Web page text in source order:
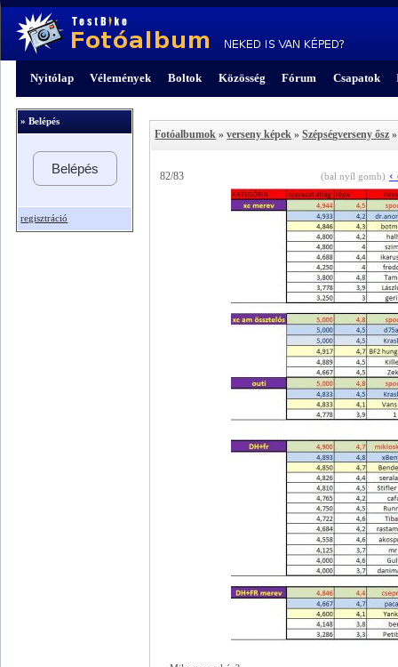
Nyitólap Vélemények Boltok Közösség Fórum Csapatok
» Belépés
Belépés
regisztráció
Fotóalbumok »verseny képek »Szépségverseny ősz
82/83 (bal nyíl gomb) ‹